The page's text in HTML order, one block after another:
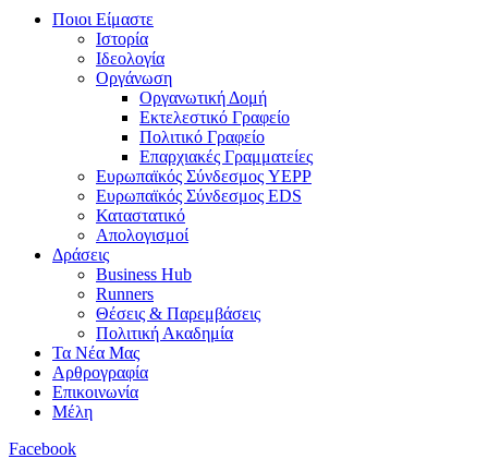
Ποιοι Είμαστε
Ιστορία
Ιδεολογία
Οργάνωση
Οργανωτική Δομή
Εκτελεστικό Γραφείο
Πολιτικό Γραφείο
Επαρχιακές Γραμματείες
Ευρωπαϊκός Σύνδεσμος YEPP
Ευρωπαϊκός Σύνδεσμος EDS
Καταστατικό
Απολογισμοί
Δράσεις
Business Hub
Runners
Θέσεις & Παρεμβάσεις
Πολιτική Ακαδημία
Τα Νέα Μας
Αρθρογραφία
Επικοινωνία
Μέλη
Facebook